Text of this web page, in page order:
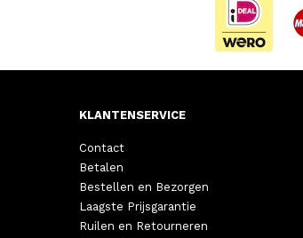
KLANTENSERVICE
Contact
Betalen
Bestellen en Bezorgen
Laagste Prijsgarantie
Ruilen en Retourneren